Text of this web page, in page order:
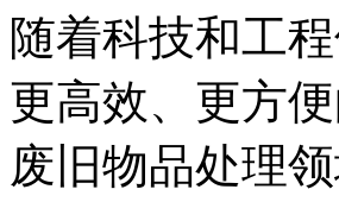
随着科技和工
更高效、更方
废旧物品处理领